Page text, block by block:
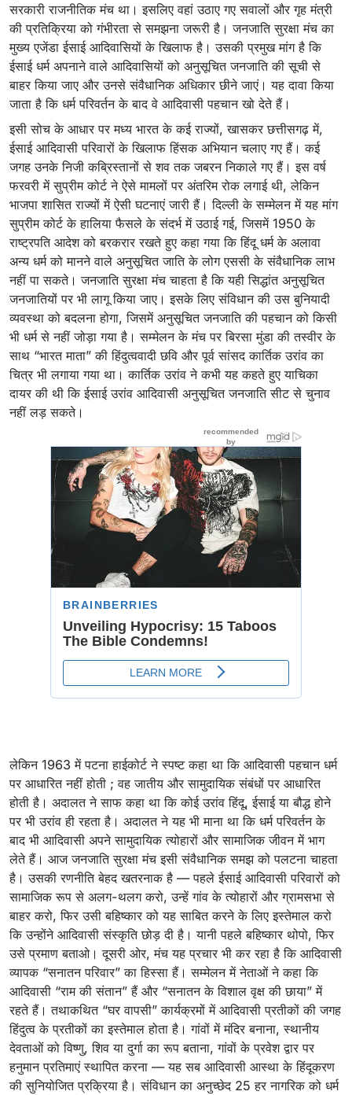
सरकारी राजनीतिक मंच था। इसलिए वहां उठाए गए सवालों और गृह मंत्री
की प्रतिक्रिया को गंभीरता से समझना जरूरी है। जनजाति सुरक्षा मंच का
मुख्य एजेंडा ईसाई आदिवासियों के खिलाफ है। उसकी प्रमुख मांग है कि
ईसाई धर्म अपनाने वाले आदिवासियों को अनुसूचित जनजाति की सूची से
बाहर किया जाए और उनसे संवैधानिक अधिकार छीने जाएं। यह दावा किया
जाता है कि धर्म परिवर्तन के बाद वे आदिवासी पहचान खो देते हैं।
इसी सोच के आधार पर मध्य भारत के कई राज्यों, खासकर छत्तीसगढ़ में,
ईसाई आदिवासी परिवारों के खिलाफ हिंसक अभियान चलाए गए हैं। कई
जगह उनके निजी कब्रिस्तानों से शव तक जबरन निकाले गए हैं। इस वर्ष
फरवरी में सुप्रीम कोर्ट ने ऐसे मामलों पर अंतरिम रोक लगाई थी, लेकिन
भाजपा शासित राज्यों में ऐसी घटनाएं जारी हैं। दिल्ली के सम्मेलन में यह मांग
सुप्रीम कोर्ट के हालिया फैसले के संदर्भ में उठाई गई, जिसमें 1950 के
राष्ट्रपति आदेश को बरकरार रखते हुए कहा गया कि हिंदू धर्म के अलावा
अन्य धर्म को मानने वाले अनुसूचित जाति के लोग एससी के संवैधानिक लाभ
नहीं पा सकते। जनजाति सुरक्षा मंच चाहता है कि यही सिद्धांत अनुसूचित
जनजातियों पर भी लागू किया जाए। इसके लिए संविधान की उस बुनियादी
व्यवस्था को बदलना होगा, जिसमें अनुसूचित जनजाति की पहचान को किसी
भी धर्म से नहीं जोड़ा गया है। सम्मेलन के मंच पर बिरसा मुंडा की तस्वीर के
साथ “भारत माता” की हिंदुत्ववादी छवि और पूर्व सांसद कार्तिक उरांव का
चित्र भी लगाया गया था। कार्तिक उरांव ने कभी यह कहते हुए याचिका
दायर की थी कि ईसाई उरांव आदिवासी अनुसूचित जनजाति सीट से चुनाव
नहीं लड़ सकते।
लेकिन 1963 में पटना हाईकोर्ट ने स्पष्ट कहा था कि आदिवासी पहचान धर्म
पर आधारित नहीं होती ; वह जातीय और सामुदायिक संबंधों पर आधारित
होती है। अदालत ने साफ कहा था कि कोई उरांव हिंदू, ईसाई या बौद्ध होने
पर भी उरांव ही रहता है। अदालत ने यह भी माना था कि धर्म परिवर्तन के
बाद भी आदिवासी अपने सामुदायिक त्योहारों और सामाजिक जीवन में भाग
लेते हैं। आज जनजाति सुरक्षा मंच इसी संवैधानिक समझ को पलटना चाहता
है। उसकी रणनीति बेहद खतरनाक है — पहले ईसाई आदिवासी परिवारों को
सामाजिक रूप से अलग-थलग करो, उन्हें गांव के त्योहारों और ग्रामसभा से
बाहर करो, फिर उसी बहिष्कार को यह साबित करने के लिए इस्तेमाल करो
कि उन्होंने आदिवासी संस्कृति छोड़ दी है। यानी पहले बहिष्कार थोपो, फिर
उसे प्रमाण बताओ। दूसरी ओर, मंच यह प्रचार भी कर रहा है कि आदिवासी
व्यापक “सनातन परिवार” का हिस्सा हैं। सम्मेलन में नेताओं ने कहा कि
आदिवासी “राम की संतान” हैं और “सनातन के विशाल वृक्ष की छाया” में
रहते हैं। तथाकथित “घर वापसी” कार्यक्रमों में आदिवासी प्रतीकों की जगह
हिंदुत्व के प्रतीकों का इस्तेमाल होता है। गांवों में मंदिर बनाना, स्थानीय
देवताओं को विष्णु, शिव या दुर्गा का रूप बताना, गांवों के प्रवेश द्वार पर
हनुमान प्रतिमाएं स्थापित करना — यह सब आदिवासी आस्था के हिंदूकरण
की सुनियोजित प्रक्रिया है। संविधान का अनुच्छेद 25 हर नागरिक को धर्म